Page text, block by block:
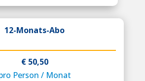
12-Monats-Abo
€ 50,50
Person / Monat